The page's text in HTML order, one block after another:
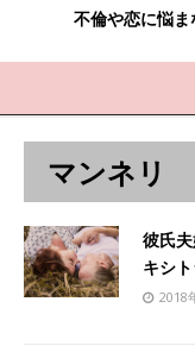
不倫や恋に悩ま
マンネリ
彼氏
キシ
2018